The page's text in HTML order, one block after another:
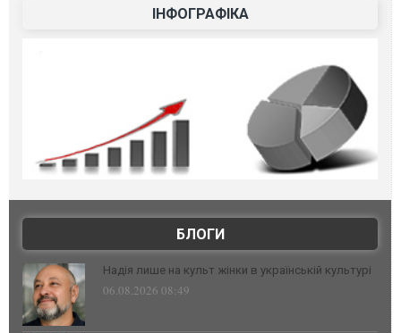
ІНФОГРАФІКА
БЛОГИ
Надія лише на культ жінки в українській культурі
06.08.2026 08:49